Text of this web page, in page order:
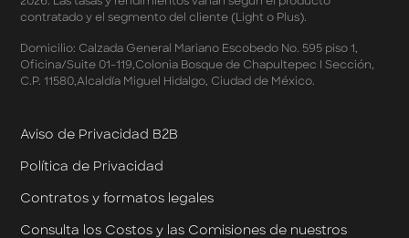
Términos y Condiciones - Meses Sin Intereses y SplitK
Cashback
Términos y Condiciones Aplicables a la Tarjeta de
Apartados
Mastercard
Términos y Condiciones de Klar Plus
Términos y Condiciones - Rendimiento Preferencial en
2026. Las tasas y rendimientos varían según el producto
contratado y el segmento del cliente (Light o Plus).
Domicilio: Calzada General Mariano Escobedo No. 595 piso 1,
Oficina/Suite 01-119,Colonia Bosque de Chapultepec I Sección,
C.P. 11580,Alcaldía Miguel Hidalgo, Ciudad de México.
Aviso de Privacidad B2B
Política de Privacidad
Contratos y formatos legales
Consulta los Costos y las Comisiones de nuestros